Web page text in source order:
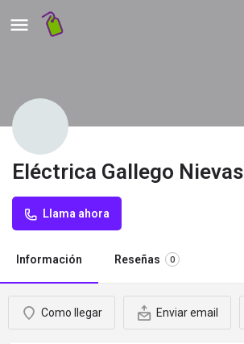
Eléctrica Gallego Nievas
Llama ahora
Información Reseñas 0
Como llegar Enviar email